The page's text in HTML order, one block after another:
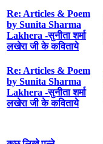
Re: Articles & Poem
by Sunita Sharma
Lakhera -सुनीता शर्मा
लखेरा जी के कविताये
Re: Articles & Poem
by Sunita Sharma
Lakhera -सुनीता शर्मा
लखेरा जी के कविताये